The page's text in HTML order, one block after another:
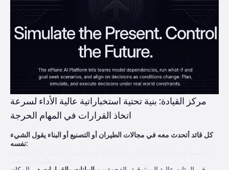
مركز القيادة: بنية تحتية استخباراتية عالية الأداء لسرعة
اتخاذ القرارات في المهام الحرجة
كل قائد أتحدث معه في مجالات الطيران أو التصنيع أو البناء يقول الشيء
نفسه: